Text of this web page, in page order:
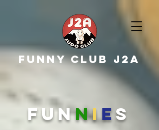
FUNNY CLUB J2A
funnies